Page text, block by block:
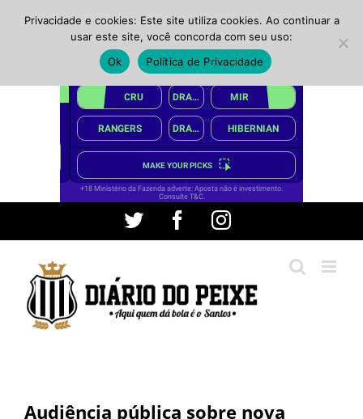
conteúdo
Twitter FacebookInstagram
Audiência pública sobre nova
Privacidade e cookies: Este site utiliza cookies. Ao continuar a
usar este site, você concorda com seu uso:
Ok
Política de Privacidade